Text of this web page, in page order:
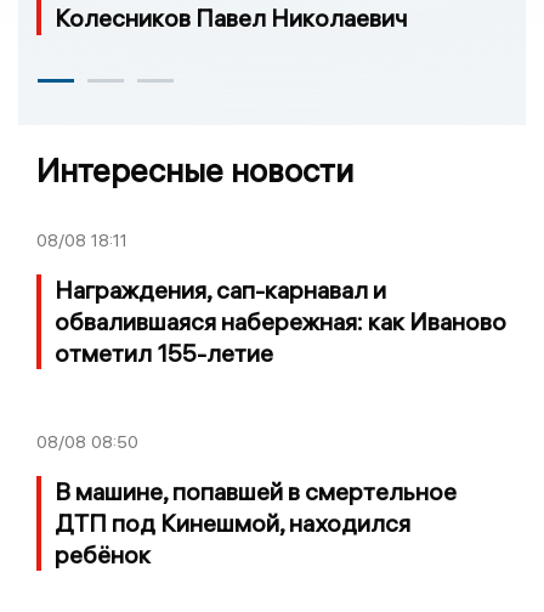
Колесников Павел Николаевич
Интересные новости
08/08 18:11
Награждения, сап-карнавал и
обвалившаяся набережная: как Иваново
отметил 155-летие
08/08 08:50
В машине, попавшей в смертельное
ДТП под Кинешмой, находился
ребёнок